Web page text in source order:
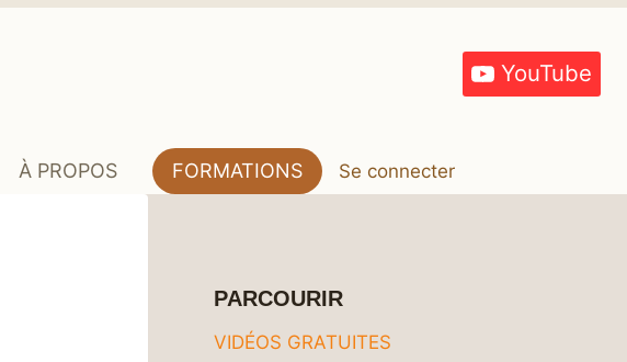
YouTube
À PROPOS FORMATIONS Se connecter
PARCOURIR
VIDÉOS GRATUITES